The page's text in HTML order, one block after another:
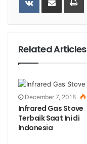
Email
Related Articles
December 7, 2018
Infrared Gas Stove
Terbaik Saat Ini di
Indonesia